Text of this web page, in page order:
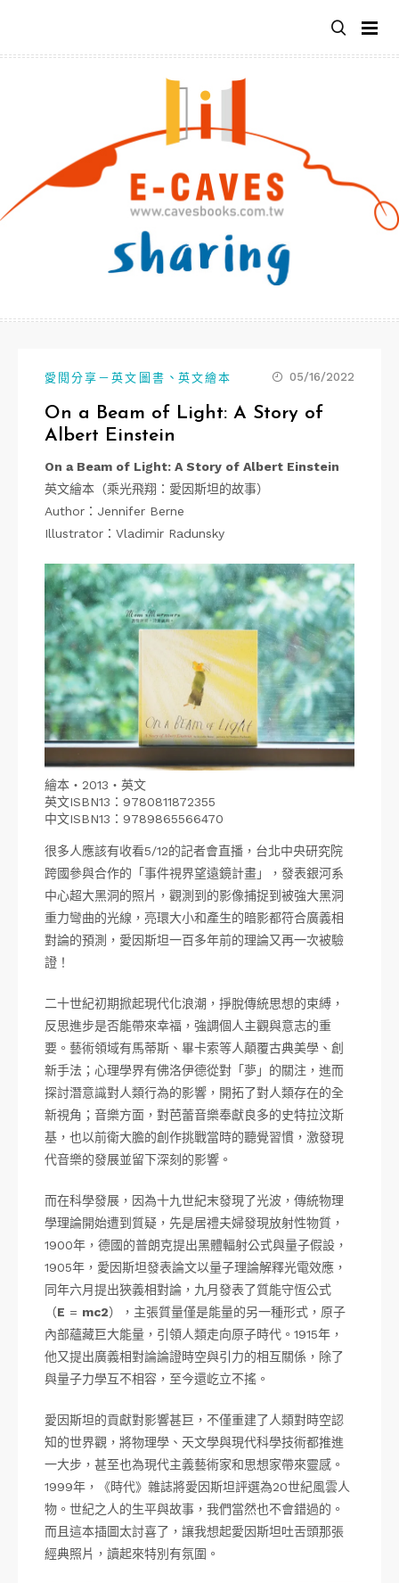
主
愛閱分享－英文圖書 、 英文繪本 05/16/2022
On a Beam of Light: A Story of
Albert Einstein
On a Beam of Light: A Story of Albert Einstein
英文繪本（乘光飛翔：愛因斯坦的故事）
Author：Jennifer Berne
Illustrator：Vladimir Radunsky
繪本・2013・英文
英文ISBN13：9780811872355
中文ISBN13：9789865566470
很多人應該有收看5/12的記者會直播，台北中央研究院
跨國參與合作的「事件視界望遠鏡計畫」，發表銀河系
中心超大黑洞的照片，觀測到的影像捕捉到被強大黑洞
重力彎曲的光線，亮環大小和產生的暗影都符合廣義相
對論的預測，愛因斯坦一百多年前的理論又再一次被驗
證！
二十世紀初期掀起現代化浪潮，掙脫傳統思想的束縛，
反思進步是否能帶來幸福，強調個人主觀與意志的重
要。藝術領域有馬蒂斯、畢卡索等人顛覆古典美學、創
新手法；心理學界有佛洛伊德從對「夢」的關注，進而
探討潛意識對人類行為的影響，開拓了對人類存在的全
新視角；音樂方面，對芭蕾音樂奉獻良多的史特拉汶斯
基，也以前衛大膽的創作挑戰當時的聽覺習慣，激發現
代音樂的發展並留下深刻的影響。
而在科學發展，因為十九世紀末發現了光波，傳統物理
學理論開始遭到質疑，先是居禮夫婦發現放射性物質，
1900年，德國的普朗克提出黑體輻射公式與量子假設，
1905年，愛因斯坦發表論文以量子理論解釋光電效應，
同年六月提出狹義相對論，九月發表了質能守恆公式
（E = mc2），主張質量僅是能量的另一種形式，原子
內部蘊藏巨大能量，引領人類走向原子時代。1915年，
他又提出廣義相對論論證時空與引力的相互關係，除了
與量子力學互不相容，至今還屹立不搖。
愛因斯坦的貢獻對影響甚巨，不僅重建了人類對時空認
知的世界觀，將物理學、天文學與現代科學技術都推進
一大步，甚至也為現代主義藝術家和思想家帶來靈感。
1999年，《時代》雜誌將愛因斯坦評選為20世紀風雲人
物。世紀之人的生平與故事，我們當然也不會錯過的。
而且這本插圖太討喜了，讓我想起愛因斯坦吐舌頭那張
經典照片，讀起來特別有氛圍。